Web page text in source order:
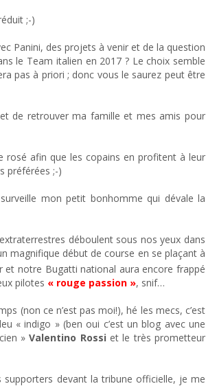
;-)
Panini, des projets à venir et de la question
le Team italien en 2017 ? Le choix semble
pas à priori ; donc vous le saurez peut être
et de retrouver ma famille et mes amis pour
rosé afin que les copains en profitent à leur
préférées ;-)
mon petit bonhomme qui dévale la
déboulent sous nos yeux dans
magnifique début de course en se plaçant à
et notre Bugatti national aura encore frappé
pilotes « rouge passion », snif…
(non ce n’est pas moi!), hé les mecs, c’est
« indigo » (ben oui c’est un blog avec une
»Valentino Rossi et le très prometteur
devant la tribune officielle, je me